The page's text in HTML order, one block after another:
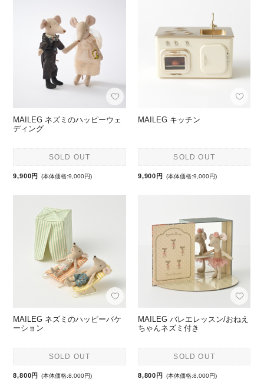
MAILEG ネズミのハッピーウェ
ディング
SOLD OUT
9,900円 (本体価格:9,000円)
MAILEG キッチン
SOLD OUT
9,900円 (本体価格:9,000円)
MAILEG ネズミのハッピーバケ
ーション
SOLD OUT
8,800円 (本体価格:8,000円)
MAILEG バレエレッスン/おねえ
ちゃんネズミ付き
SOLD OUT
8,800円 (本体価格:8,000円)